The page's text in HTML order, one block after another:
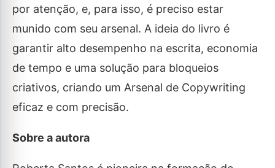
por atenção, e, para isso, é preciso estar
munido com seu arsenal. A ideia do livro é
garantir alto desempenho na escrita, economia
de tempo e uma solução para bloqueios
criativos, criando um Arsenal de Copywriting
eficaz e com precisão.
Sobre a autora